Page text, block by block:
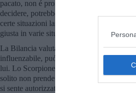
pacato, non é pronto ad adeguarsi a
decidere, potrebbe perdere „il treno” che
certe situazioni lascia comandare il cuore
giusta in varie situazioni, lui é „il capo”
La Bilancia valuta tanto a lungo le cose,
influenzabile, puó capitare che invece di
lui. Lo Scorpione, che difficilmente ti fa
solito non prende decisioni logiche e
si sente autorizzato ad utilizzare tutti i